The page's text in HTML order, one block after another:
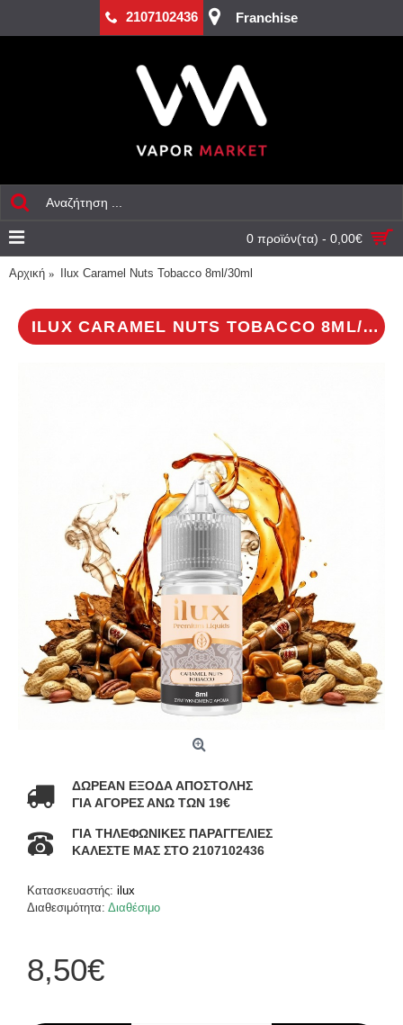
2107102436 Franchise
0 προϊόν(τα) - 0,00€
Αρχική Ilux Caramel Nuts Tobacco 8ml/30ml
ILUX CARAMEL NUTS TOBACCO 8ML/30ML
ΔΩΡΕΑΝ ΕΞΟΔΑ ΑΠΟΣΤΟΛΗΣ
ΓΙΑ ΑΓΟΡΕΣ ΑΝΩ ΤΩΝ 19€
ΓΙΑ ΤΗΛΕΦΩΝΙΚΕΣ ΠΑΡΑΓΓΕΛΙΕΣ
ΚΑΛΕΣΤΕ ΜΑΣ ΣΤΟ 2107102436
Κατασκευαστής: ilux
Διαθεσιμότητα: Διαθέσιμο
8,50€